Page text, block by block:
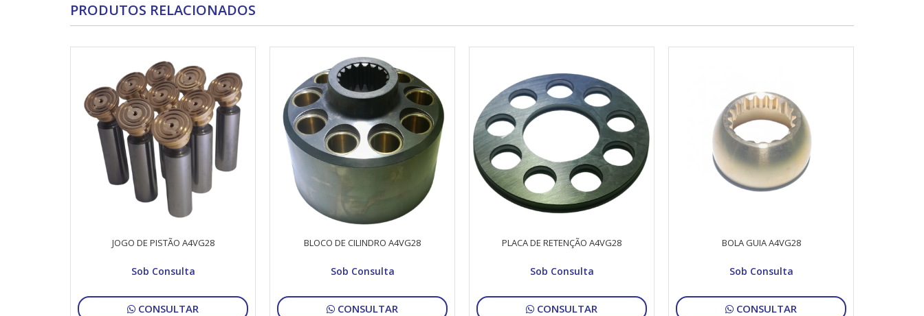
PRODUTOS RELACIONADOS
JOGO DE PISTÃO A4VG28
Sob Consulta
CONSULTAR
BLOCO DE CILINDRO A4VG28
Sob Consulta
CONSULTAR
PLACA DE RETENÇÃO A4VG28
Sob Consulta
CONSULTAR
BOLA GUIA A4VG28
Sob Consulta
CONSULTAR